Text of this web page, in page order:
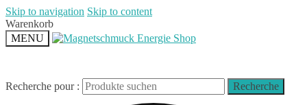
Skip to navigation Skip to content
Warenkorb
MENU
Recherche pour : Recherche